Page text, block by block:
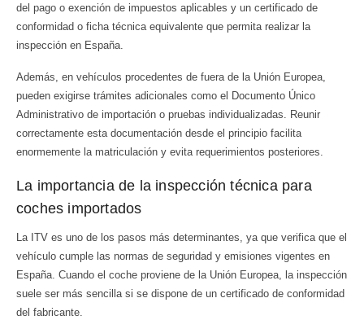
del pago o exención de impuestos aplicables y un certificado de
conformidad o ficha técnica equivalente que permita realizar la
inspección en España.
Además, en vehículos procedentes de fuera de la Unión Europea,
pueden exigirse trámites adicionales como el Documento Único
Administrativo de importación o pruebas individualizadas. Reunir
correctamente esta documentación desde el principio facilita
enormemente la matriculación y evita requerimientos posteriores.
La importancia de la inspección técnica para
coches importados
La ITV es uno de los pasos más determinantes, ya que verifica que el
vehículo cumple las normas de seguridad y emisiones vigentes en
España. Cuando el coche proviene de la Unión Europea, la inspección
suele ser más sencilla si se dispone de un certificado de conformidad
del fabricante.